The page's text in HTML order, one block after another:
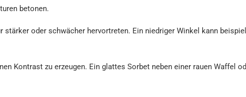
betonen.
stärker oder schwächer hervortreten. Ein niedriger Winkel kann
Kontrast zu erzeugen. Ein glattes Sorbet neben einer rauen Waffel